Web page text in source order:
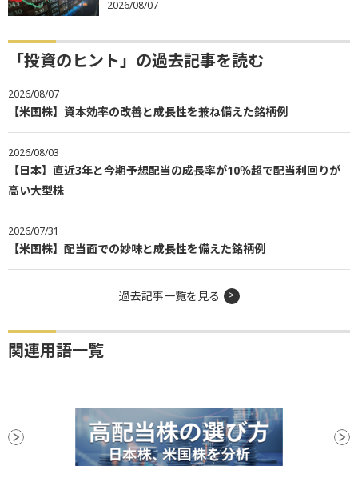
2026/08/07
「投資のヒント」の過去記事を読む
2026/08/07
【米国株】資本効率の改善と成長性を兼ね備えた銘柄例
2026/08/03
【日本】直近3年と今期予想配当の成長率が10％超で配当利回りが
高い大型株
2026/07/31
【米国株】配当面での妙味と成長性を備えた銘柄例
過去記事一覧を見る
関連用語一覧